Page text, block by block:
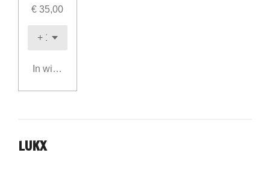
€ 35,00
In winkelwagen
LUKX